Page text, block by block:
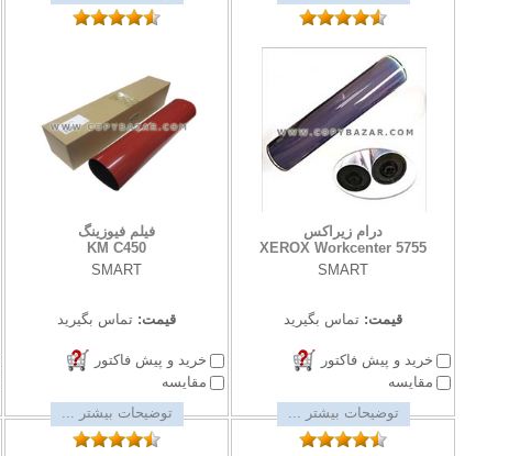
درام زیراکس
XEROX Workcenter 5755
SMART
قیمت: تماس بگیرید
خرید و پیش فاکتور
مقایسه
توضیحات بیشتر ...
فیلم فیوزینگ
KM C450
SMART
قیمت: تماس بگیرید
خرید و پیش فاکتور
مقایسه
توضیحات بیشتر ...